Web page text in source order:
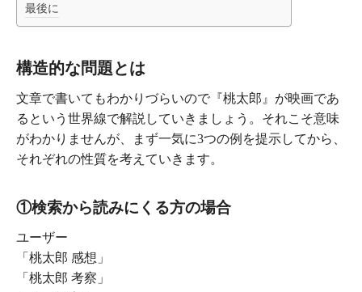
最後に
構造的な問題とは
文章で書いてもわかりづらいので『桃太郎』が映画であ
るという世界線で解説していきましょう。それこそ意味
がわかりませんが、まず一気に3つの例を提示してから、
それぞれの性質を考えていきます。
①検索から読みにくる方の場合
ユーザー
「桃太郎 感想」
「桃太郎 考察」